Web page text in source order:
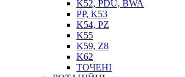
ТОСОЛ, АНТИФРИЗ
K52, PDU, BWA
PP, K53
K54, PZ
K55
K59, Z8
K62
ТОЧЕНІ